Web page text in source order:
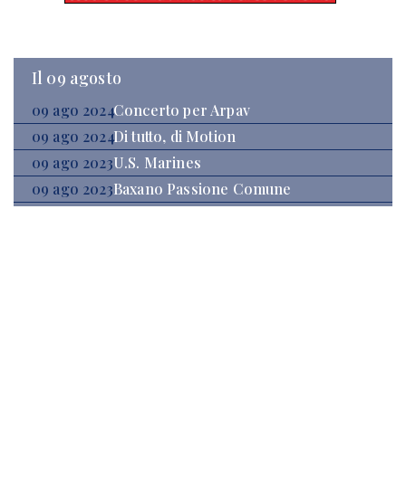
Il 09 agosto
09 ago 2024Concerto per Arpav
09 ago 2024Di tutto, di Motion
09 ago 2023U.S. Marines
09 ago 2023Baxano Passione Comune